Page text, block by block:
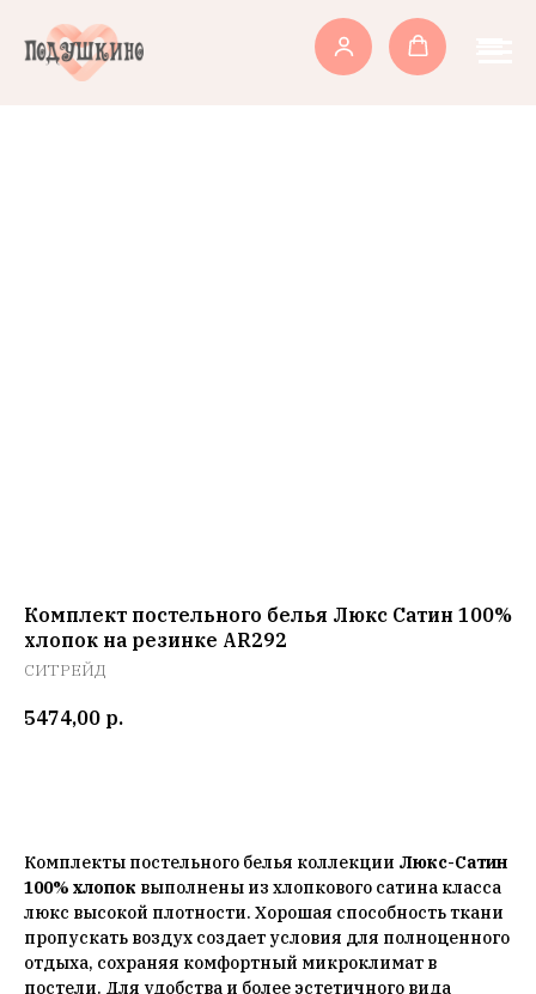
Комплект постельного белья Люкс Сатин 100%
хлопок на резинке AR292
СИТРЕЙД
5474,00 р.
Комплекты постельного белья коллекции Люкс-Сатин
100% хлопок выполнены из хлопкового сатина класса
люкс высокой плотности. Хорошая способность ткани
пропускать воздух создает условия для полноценного
отдыха, сохраняя комфортный микроклимат в
постели. Для удобства и более эстетичного вида